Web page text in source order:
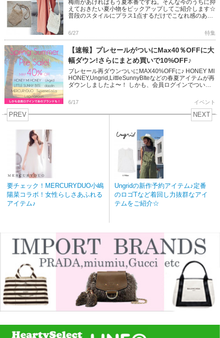
梅雨があければもう夏本番ですね。そんな今のうちに抑
えておきたい夏小物をピックアップしてご紹介します☆
普段のスタイルにプラス1点するだけでこなれ感のある
6/27 特集
【速報】プレセールがついにMax40％OFFに大
幅ダウン!さらにまとめ買いで10%OFF♪
プレセール再ダウンついにMAX40%OFFに♪ HONEY MI
HONEY,Ungrid,LittleSunnyBIteなどの春夏アイテムが再
ダウンしましたよ〜！ しかも、会員ログインでついに
6/17 イベント
PREV
要チェック！MERCURYDUO小嶋
陽菜コラボ！女性らしさあふれる
アイテム♪
NEXT
Ungridの新作予約アイテム♪定番
のロゴTなど着回し力抜群なアイ
テムをご紹介☆